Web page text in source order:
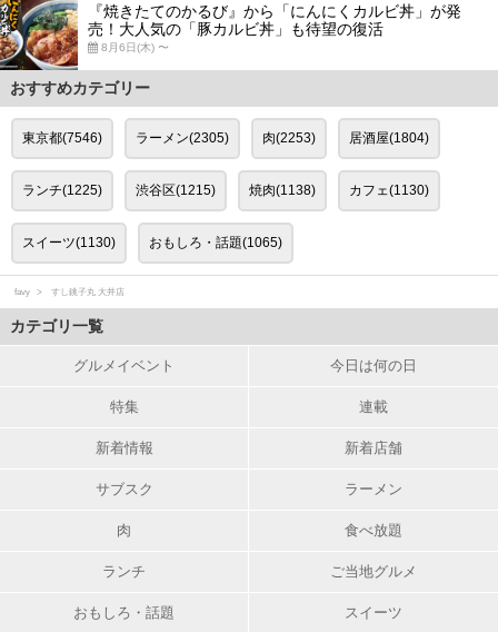
『焼きたてのかるび』から「にんにくカルビ丼」が発
売！大人気の「豚カルビ丼」も待望の復活
8月6日(木) 〜
おすすめカテゴリー
東京都(7546) ラーメン(2305) 肉(2253) 居酒屋(1804)
ランチ(1225) 渋谷区(1215) 焼肉(1138) カフェ(1130)
スイーツ(1130) おもしろ・話題(1065)
favy すし銚子丸 大井店
カテゴリ一覧
グルメイベント 今日は何の日
特集 連載
新着情報 新着店舗
サブスク ラーメン
肉 食べ放題
ランチ ご当地グルメ
おもしろ・話題 スイーツ